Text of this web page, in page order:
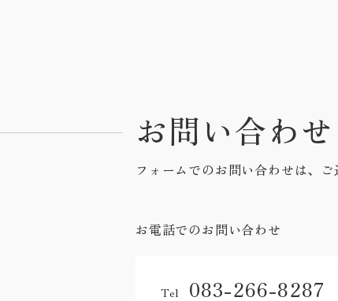
お問い合わせ
フォームでのお問い合わせは、
お電話でのお問い合わせ
Tel 083-266-8287